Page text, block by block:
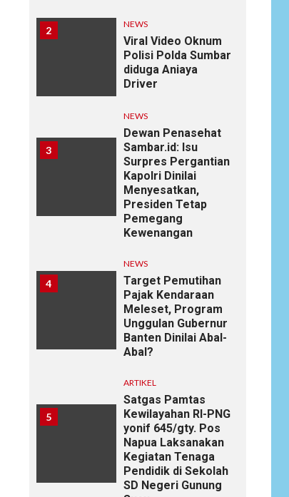
2 NEWS
Viral Video Oknum
Polisi Polda Sumbar
diduga Aniaya
Driver
3
NEWS
Dewan Penasehat
Sambar.id: Isu
Surpres Pergantian
Kapolri Dinilai
Menyesatkan,
Presiden Tetap
Pemegang
Kewenangan
4
NEWS
Target Pemutihan
Pajak Kendaraan
Meleset, Program
Unggulan Gubernur
Banten Dinilai Abal-
Abal?
5
ARTIKEL
Satgas Pamtas
Kewilayahan RI-PNG
yonif 645/gty. Pos
Napua Laksanakan
Kegiatan Tenaga
Pendidik di Sekolah
SD Negeri Gunung